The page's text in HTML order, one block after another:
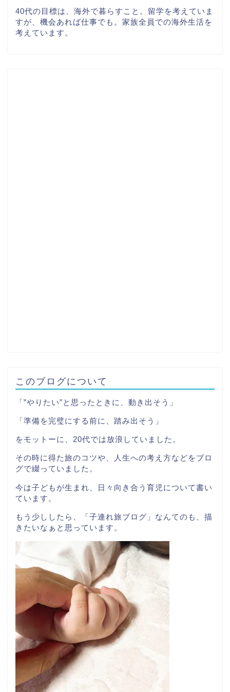
40代の目標は、海外で暮らすこと。留学を考えていま
すが、機会あれば仕事でも。家族全員での海外生活を
考えています。
このブログについて
「”やりたい”と思ったときに、動き出そう」
「準備を完璧にする前に、踏み出そう」
をモットーに、20代では放浪していました。
その時に得た旅のコツや、人生への考え方などをブロ
グで綴っていました。
今は子どもが生まれ、日々向き合う育児について書い
ています。
もう少ししたら、「子連れ旅ブログ」なんてのも、描
きたいなぁと思っています。